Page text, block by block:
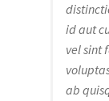
id aut
vel sint
ab